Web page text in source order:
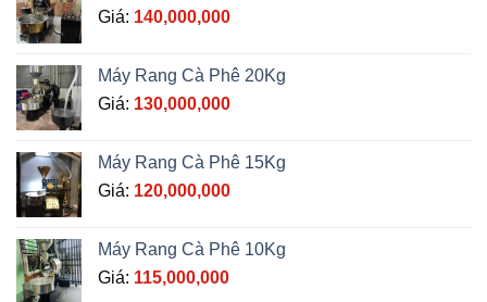
Giá: 140,000,000
Máy Rang Cà Phê 20Kg
Giá: 130,000,000
Máy Rang Cà Phê 15Kg
Giá: 120,000,000
Máy Rang Cà Phê 10Kg
Giá: 115,000,000